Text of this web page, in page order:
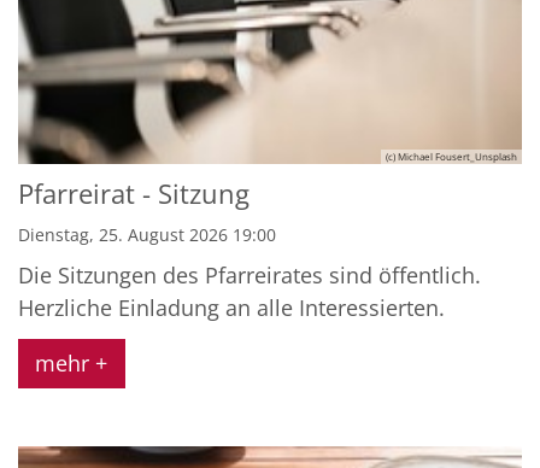
(c) Michael Fousert_Unsplash
Pfarreirat - Sitzung
Dienstag, 25. August 2026 19:00
Die Sitzungen des Pfarreirates sind öffentlich.
Herzliche Einladung an alle Interessierten.
mehr +